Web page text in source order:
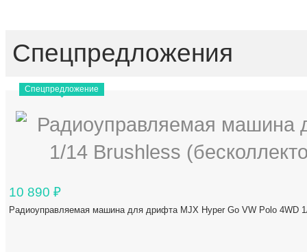
Спецпредложения
Спецпредложение
10 890 ₽
Радиоуправляемая машина для дрифта MJX Hyper Go VW Polo 4WD